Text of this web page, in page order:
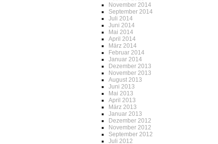
November 2014
September 2014
Juli 2014
Juni 2014
Mai 2014
April 2014
März 2014
Februar 2014
Januar 2014
Dezember 2013
November 2013
August 2013
Juni 2013
Mai 2013
April 2013
März 2013
Januar 2013
Dezember 2012
November 2012
September 2012
Juli 2012